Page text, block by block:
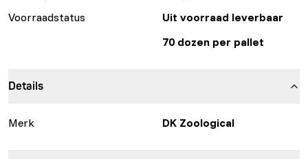
Voorraadstatus
Uit voorraad leverbaar
70 dozen per pallet
Details
Merk DK Zoological